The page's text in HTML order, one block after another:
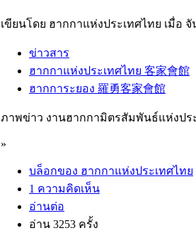
เขียนโดย ฮากกาแห่งประเทศไทย เมื่อ จัน
ข่าวสาร
ฮากกาแห่งประเทศไทย 客家會館
ฮากการะยอง 羅勇客家會館
ภาพข่าว งานฮากกามิตรสัมพันธ์แห่งปร
»
บล็อกของ ฮากกาแห่งประเทศไทย
1 ความคิดเห็น
อ่านต่อ
อ่าน 3253 ครั้ง